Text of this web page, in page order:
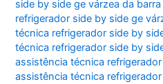
side by side ge várzea da
refrigerador side by side ge
técnica refrigerador side by
técnica refrigerador side by
assistência técnica
assistência técnica